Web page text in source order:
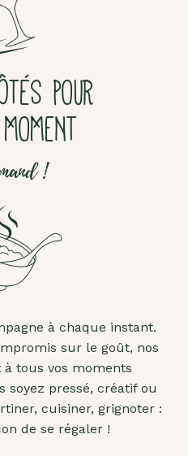
POUR
!
à chaque instant.
sur le goût, nos
à tous vos moments
pressé, créatif ou
cuisiner, grignoter :
de se régaler !